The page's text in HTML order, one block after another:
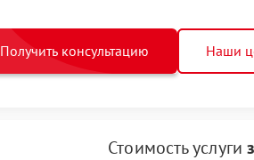
Получить консультацию Наши
Стоимость услуги